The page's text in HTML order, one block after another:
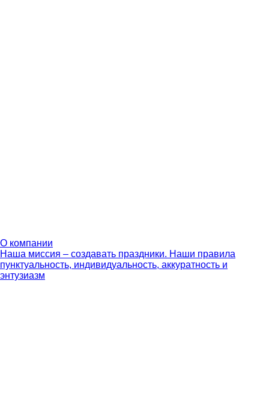
О компании
Наша миссия – создавать праздники. Наши правила
пунктуальность, индивидуальность, аккуратность и
энтузиазм